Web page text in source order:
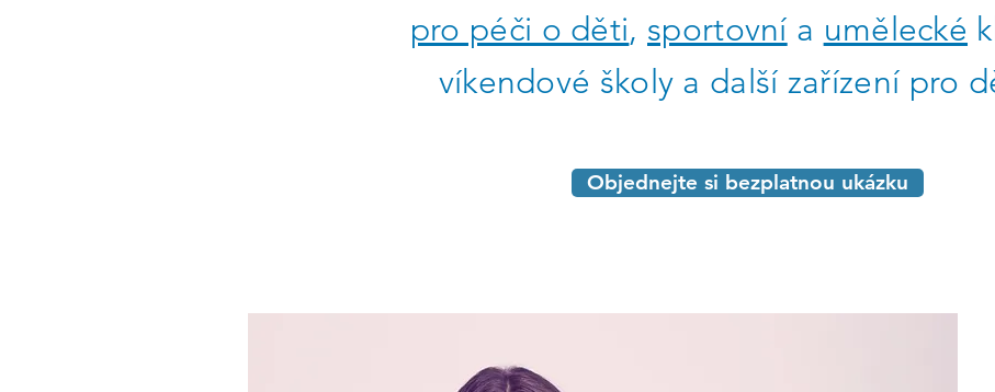
pro péči o děti, sportovní a umělecké
víkendové školy a další zařízení pro
Objednejte si bezplatnou ukázku